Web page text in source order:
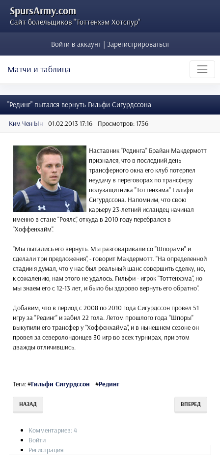
SpursArmy.com
Сайт болельщиков "Тоттенхэм Хотспур"
Войти в аккаунт | Зарегистрироваться
Матчи и таблица
"Рединг" пытался вернуть Гильфи Сигурдссона
Ким Чен Ын 01.02.2013 17:16 Просмотров: 1756
Наставник "Рединга" Брайан Макдермотт
признался, что в последний день
трансферного окна его клуб потерпел
неудачу в переговорах по трансферу
полузащитника "Тоттенхэма" Гильфи
Сигурдссона. Напомним, что свою
карьеру 23-летний исландец начинал
именно в стане "Роялс", откуда в 2010 году перебрался в
"Хоффенхайм".
"Мы пытались его вернуть. Мы разговаривали со "Шпорами" и
сделали три предложения", - говорит Макдермотт. "На определенной
стадии я думал, что у нас был реальный шанс совершить сделку, но,
к сожалению, нам этого не удалось. Гильфи - игрок "Тоттенхэма", но
мы знаем его с 12-13 лет, и было бы здорово вернуть его обратно".
Добавим, что в период с 2008 по 2010 года Сигурдссон провел 51
игру за "Рединг" и забил 22 гола. Летом прошлого года "Шпоры"
выкупили его трансфер у "Хоффенхайма", и в нынешнем сезоне он
провел за северолондонцев 30 игр во всех турнирах, при этом
дважды отличившись.
Теги:#Гильфи Сигурдссон #Рединг
НАЗАД ВПЕРЕД
Комментариев: 4
Войти
Регистрация